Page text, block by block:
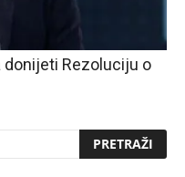
donijeti Rezoluciju o